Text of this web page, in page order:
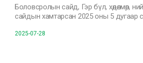
Боловсролын сайд, Гэр бүл, хөдөлмөр,
сайдын хамтарсан 2025 оны 5 дугаар
2025-07-28